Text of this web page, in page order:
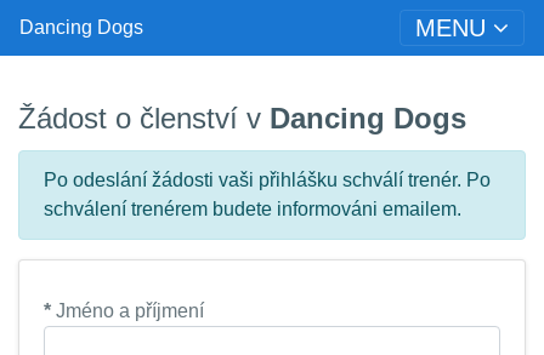
Dancing Dogs MENU
Žádost o členství v Dancing Dogs
Po odeslání žádosti vaši přihlášku schválí trenér. Po
schválení trenérem budete informováni emailem.
* Jméno a příjmení